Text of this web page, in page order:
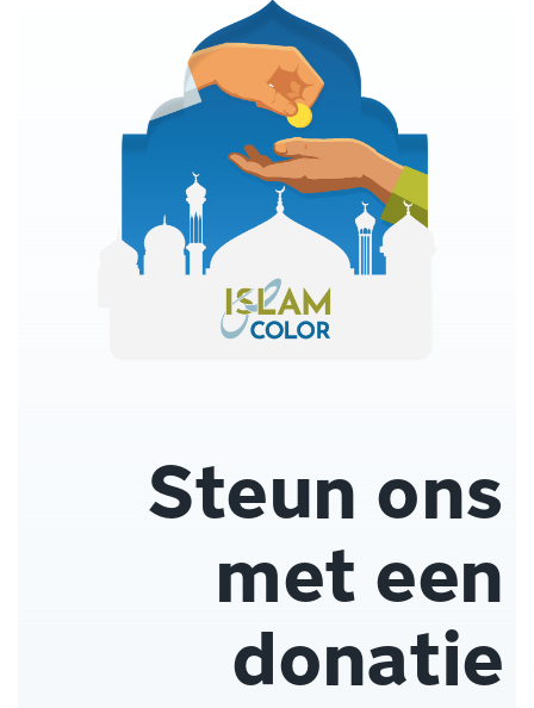
Steun ons
met een
donatie